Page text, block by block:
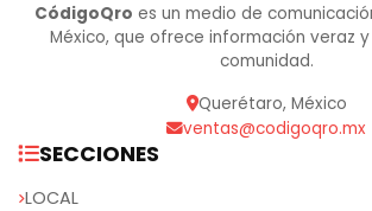
CódigoQro es un medio de
México, que ofrece información veraz
comunidad.
Querétaro, México
ventas@codigoqro.mx
SECCIONES
LOCAL